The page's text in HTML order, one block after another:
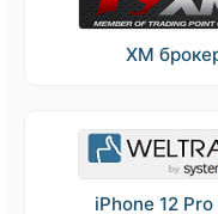
XM
iPhone 12